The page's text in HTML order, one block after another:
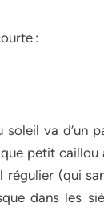
:
soleil va d’un
petit
(qui
dans les